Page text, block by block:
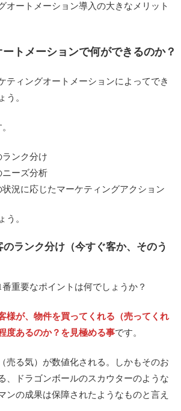
オートメーション導入の大きなメリット
トメーションで何ができるのか？
ティングオートメーションによってでき
う。
ンク分け
ニーズ分析
況に応じたマーケティングアクション
う。
ランク分け（今すぐ客か、そのう
重要なポイントは何でしょうか？
様が、物件を買ってくれる（売ってくれ
度あるのか？を見極める事です。
売る気）が数値化される。しかもそのお
、ドラゴンボールのスカウターのような
ンの成果は保障されたようなものと言え